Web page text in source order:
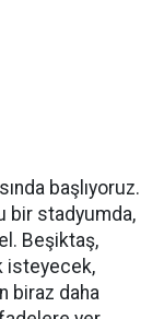
başlıyoruz.
bir stadyumda,
Beşiktaş,
isteyecek,
biraz daha